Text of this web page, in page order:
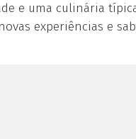
e uma culinária
experiências e